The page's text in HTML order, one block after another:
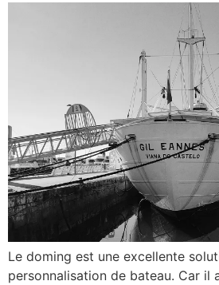
Le doming est une excellente
personnalisation de bateau. Car il